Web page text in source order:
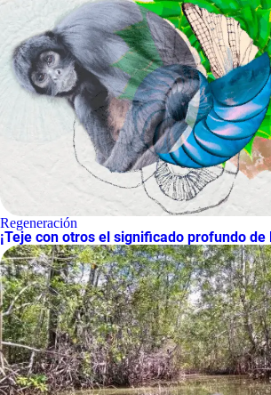
Regeneración
¡Teje con otros el significado profundo